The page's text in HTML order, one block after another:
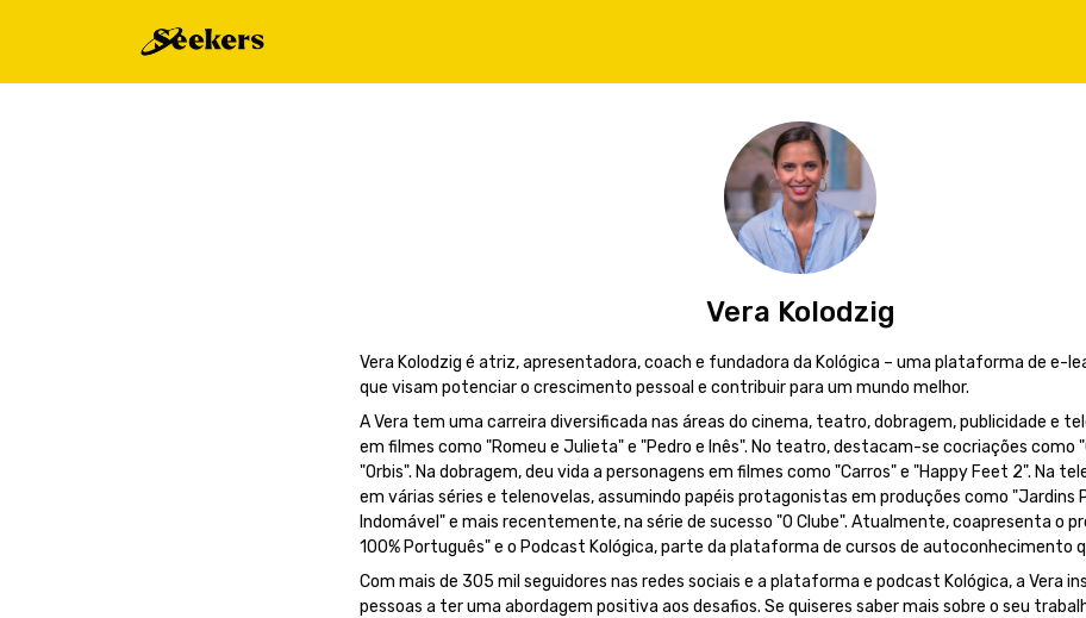
Vera Kolodzig
Vera Kolodzig é atriz, apresentadora, coach e fundadora da Kológica – uma plataforma de e-
que visam potenciar o crescimento pessoal e contribuir para um mundo melhor.
A Vera tem uma carreira diversificada nas áreas do cinema, teatro, dobragem, publicidade e
em filmes como "Romeu e Julieta" e "Pedro e Inês". No teatro, destacam-se cocriações como
"Orbis". Na dobragem, deu vida a personagens em filmes como "Carros" e "Happy Feet 2". Na
em várias séries e telenovelas, assumindo papéis protagonistas em produções como "Jardins
Indomável" e mais recentemente, na série de sucesso "O Clube". Atualmente, coapresenta o
100% Português" e o Podcast Kológica, parte da plataforma de cursos de autoconhecimento
Com mais de 305 mil seguidores nas redes sociais e a plataforma e podcast Kológica, a Vera
pessoas a ter uma abordagem positiva aos desafios. Se quiseres saber mais sobre o seu